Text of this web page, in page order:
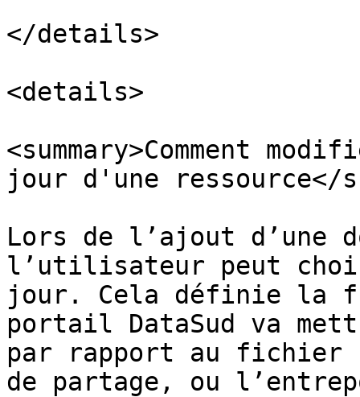
</details>
<details>
<summary>Comment
jour d'une ressource</
Lors de l’ajout d’une
l’utilisateur peut
jour. Cela définie la
portail DataSud va
par rapport au fichier
de partage, ou